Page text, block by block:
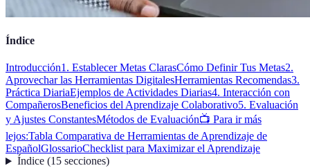
Índice
Introducción1. Establecer Metas ClarasCómo Definir Tus Metas2.
Aprovechar las Herramientas DigitalesHerramientas Recomendas3.
Práctica DiariaEjemplos de Actividades Diarias4. Interacción con
CompañerosBeneficios del Aprendizaje Colaborativo5. Evaluación
y Ajustes ConstantesMétodos de Evaluación📺 Para ir más
lejos:Tabla Comparativa de Herramientas de Aprendizaje de
EspañolGlossarioChecklist para Maximizar el Aprendizaje
Índice(15 secciones)